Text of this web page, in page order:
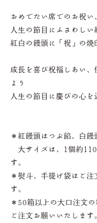
おめでたい席でのお祝い
人生の節目にふさわしい
紅白の饅頭に「祝」の焼
成長を喜び祝福しあい、
よう
人生の節目に慶びの心を
＊紅饅頭はつぶ餡、白饅
大サイズは、1個約110
す。
＊熨斗、手提げ袋はご
す。
＊50箱以上の大口注文
ご注文お願いいたします